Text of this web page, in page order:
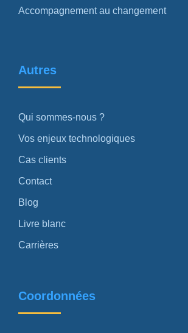
Accompagnement au changement
Autres
Qui sommes-nous ?
Vos enjeux technologiques
Cas clients
Contact
Blog
Livre blanc
Carrières
Coordonnées